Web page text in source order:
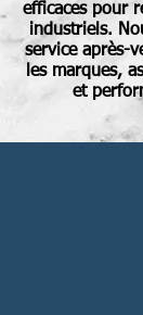
efficaces pour
industriels.
service après-
les marques,
et